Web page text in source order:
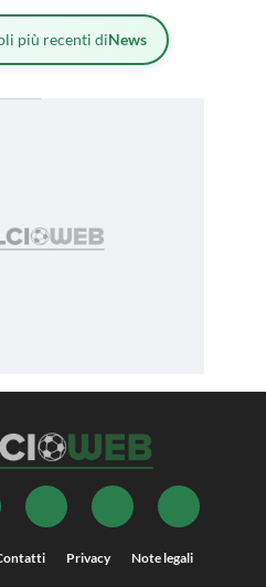
più recenti diNews
Privacy Note legali